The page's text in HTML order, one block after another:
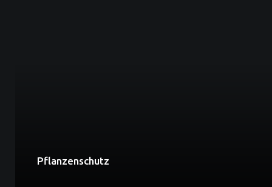
Pflanzenschutz